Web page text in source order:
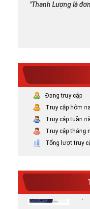
"Thanh Lượng là
Đang truy cập
Truy cập hôm
Truy cập tuần
Truy cập tháng
Tổng lượt truy
Tại
Tại